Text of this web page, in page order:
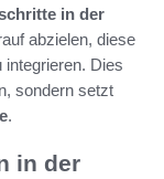
in der
abzielen, diese
integrieren. Dies
sondern setzt
.
in der